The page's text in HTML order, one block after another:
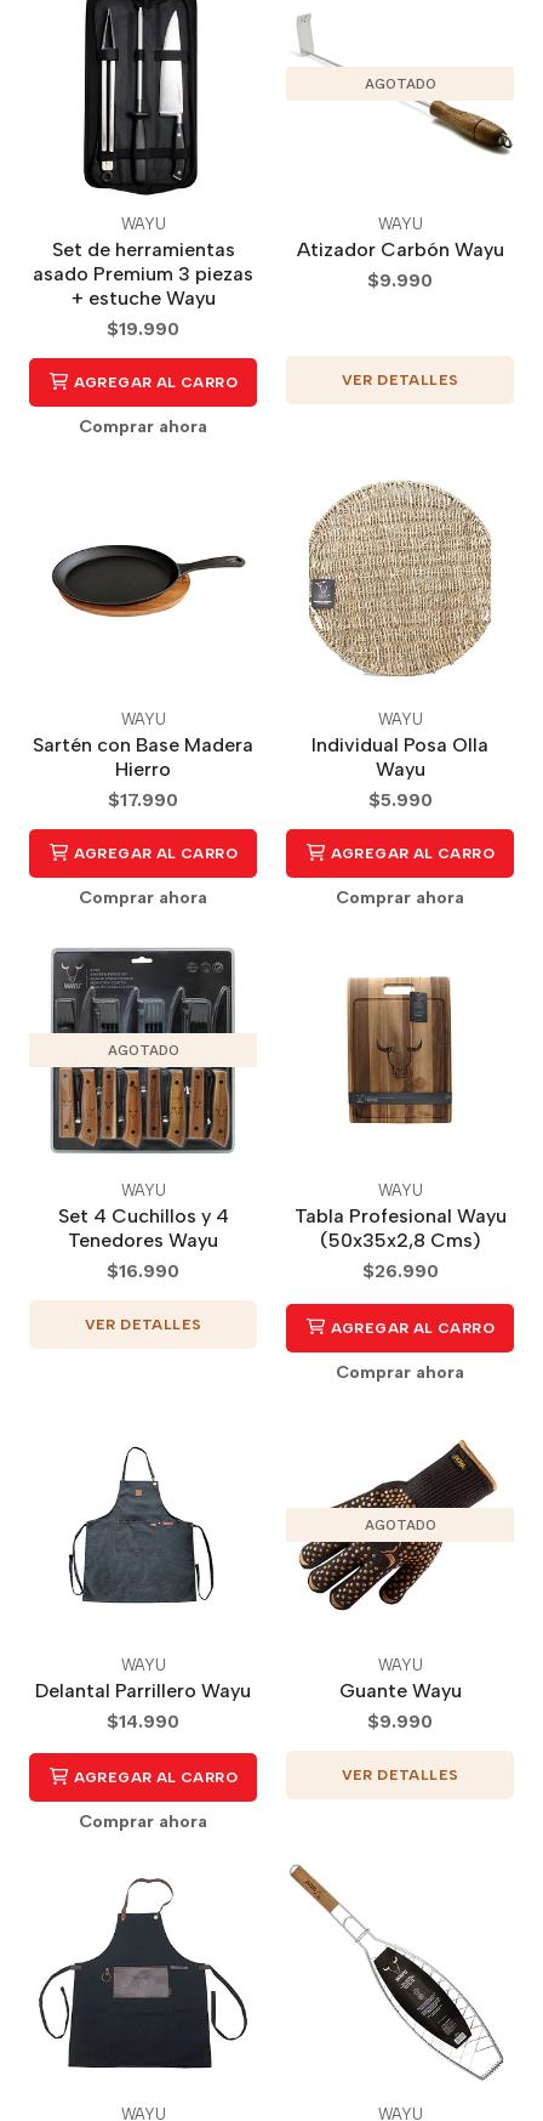
WAYU
Set de herramientas
asado Premium 3 piezas
+ estuche Wayu
$19.990
AGREGAR AL CARRO
Comprar ahora
AGOTADO
WAYU
Atizador Carbón Wayu
$9.990
VER DETALLES
WAYU
Sartén con Base Madera
Hierro
$17.990
AGREGAR AL CARRO
Comprar ahora
WAYU
Individual Posa Olla
Wayu
$5.990
AGREGAR AL CARRO
Comprar ahora
AGOTADO
WAYU
Set 4 Cuchillos y 4
Tenedores Wayu
$16.990
VER DETALLES
WAYU
Tabla Profesional Wayu
(50x35x2,8 Cms)
$26.990
AGREGAR AL CARRO
Comprar ahora
WAYU
Delantal Parrillero Wayu
$14.990
AGREGAR AL CARRO
Comprar ahora
AGOTADO
WAYU
Guante Wayu
$9.990
VER DETALLES
WAYU WAYU